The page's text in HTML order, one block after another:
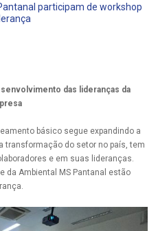
participam de workshop
das lideranças da
básico segue expandindo a
transformação do setor no país, tem
e em suas lideranças.
da Ambiental MS Pantanal estão